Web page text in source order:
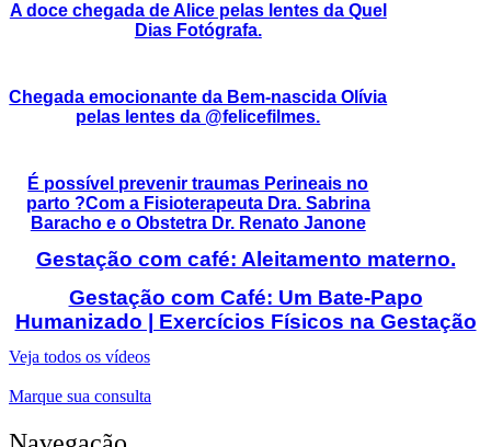
A doce chegada de Alice pelas lentes da Quel
Dias Fotógrafa.
Chegada emocionante da Bem-nascida Olívia
pelas lentes da @felicefilmes.
É possível prevenir traumas Perineais no
parto ?Com a Fisioterapeuta Dra. Sabrina
Baracho e o Obstetra Dr. Renato Janone
Gestação com café: Aleitamento materno.
Gestação com Café: Um Bate-Papo
Humanizado | Exercícios Físicos na Gestação
Veja todos os vídeos
Marque sua consulta